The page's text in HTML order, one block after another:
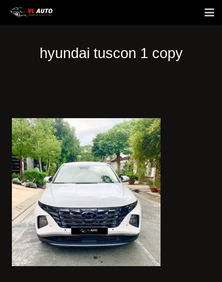
Phim cách nhiệt
Hình ảnh dán xe
Tin tức
Liên hệ
hyundai tuscon 1 copy